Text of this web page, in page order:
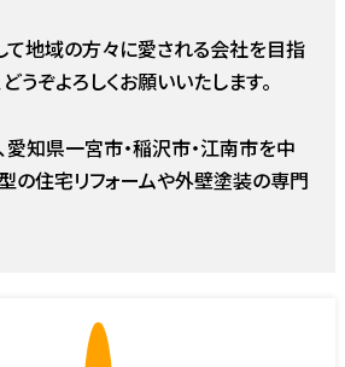
地域の方々に愛される会社を目指
うぞよろしくお願いいたします。
愛知県一宮市・稲沢市・江南市を中
の住宅リフォームや外壁塗装の専門